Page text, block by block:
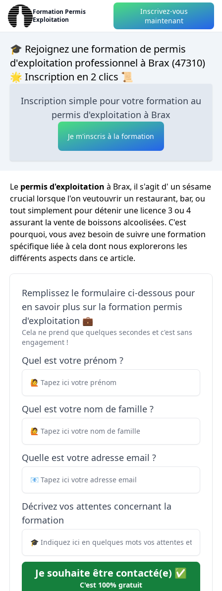
Formation Permis
Exploitation
Inscrivez-vous
maintenant
🎓 Rejoignez une formation de permis
d'exploitation professionnel à Brax (47310)
🌟 Inscription en 2 clics 📜
Inscription simple pour votre formation au
permis d'exploitation à Brax
Je m'inscris à la formation
Le permis d'exploitation à Brax, il s'agit d' un sésame
crucial lorsque l'on veutouvrir un restaurant, bar, ou
tout simplement pour détenir une licence 3 ou 4
assurant la vente de boissons alcoolisées. C'est
pourquoi, vous avez besoin de suivre une formation
spécifique liée à cela dont nous explorerons les
différents aspects dans ce article.
Remplissez le formulaire ci-dessous pour
en savoir plus sur la formation permis
d'exploitation 💼
Cela ne prend que quelques secondes et c'est sans
engagement !
Quel est votre prénom ?
Quel est votre nom de famille ?
Quelle est votre adresse email ?
Décrivez vos attentes concernant la
formation
Je souhaite être contacté(e) ✅
C'est 100% gratuit